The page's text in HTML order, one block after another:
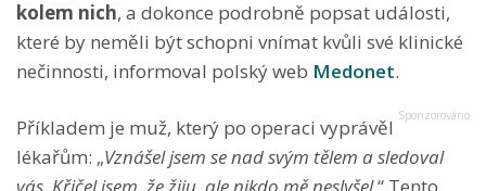
kolem nich, a dokonce podrobně popsat události,
které by neměli být schopni vnímat kvůli své klinické
nečinnosti, informoval polský web Medonet.
Příkladem je muž, který po operaci vyprávěl
lékařům: „Vznášel jsem se nad svým tělem a sledoval
vás. Křičel jsem, že žiju, ale nikdo mě neslyšel.“ Tento